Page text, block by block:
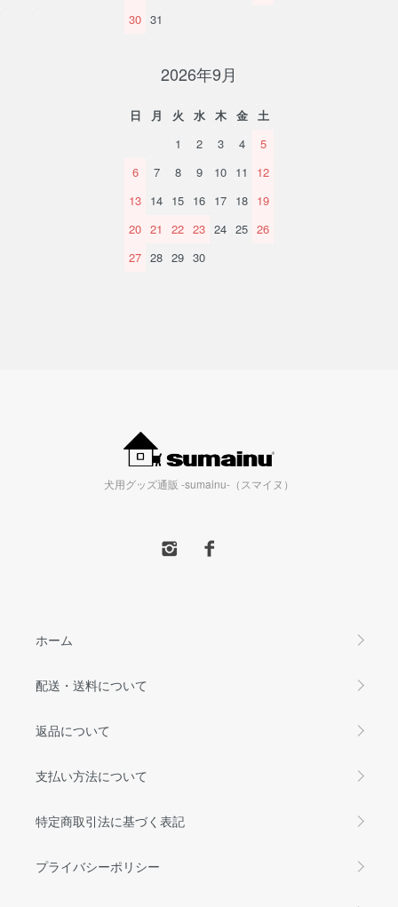
30 31
2026年9月
日 月 火 水 木 金
土
1
2 3 4
5
6
7 8 9 10 11
12
13 14 15 16 17 18 19
20 21 22 23 24 25 26
27 28 29 30
犬用グッズ通販 -sumainu-（スマイヌ）
ホーム
配送・送料について
返品について
支払い方法について
特定商取引法に基づく表記
プライバシーポリシー